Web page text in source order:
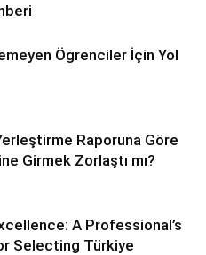
Öğrenciler İçin Yol
Raporuna Göre
Girmek Zorlaştı mı?
A Professional’s
Selecting Türkiye